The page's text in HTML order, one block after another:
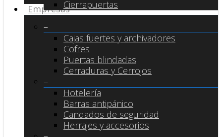
Cierrapuertas
Empresas
–
Cajas fuertes y archivadores
Cofres
Puertas blindadas
Cerraduras y Cerrojos
–
Hotelería
Barras antipánico
Candados de seguridad
Herrajes y accesorios